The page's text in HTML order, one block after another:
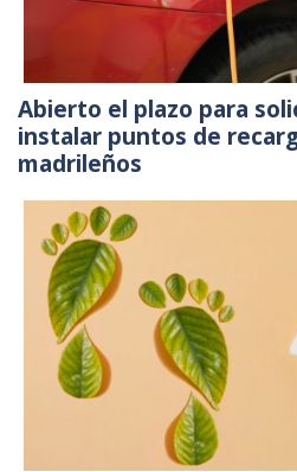
Abierto el plazo para
instalar puntos de
madrileños